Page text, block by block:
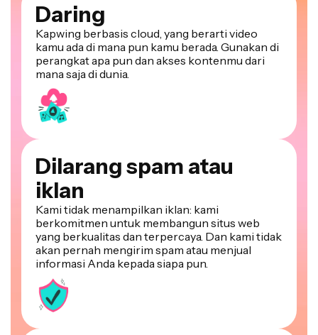
Daring
Kapwing berbasis cloud, yang berarti video
kamu ada di mana pun kamu berada. Gunakan di
perangkat apa pun dan akses kontenmu dari
mana saja di dunia.
Dilarang spam atau
iklan
Kami tidak menampilkan iklan: kami
berkomitmen untuk membangun situs web
yang berkualitas dan terpercaya. Dan kami tidak
akan pernah mengirim spam atau menjual
informasi Anda kepada siapa pun.